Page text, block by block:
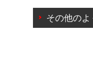
ご来店予約日の3
の日時変更につき
その他のよ